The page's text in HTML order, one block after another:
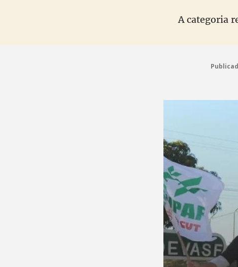
A categoria